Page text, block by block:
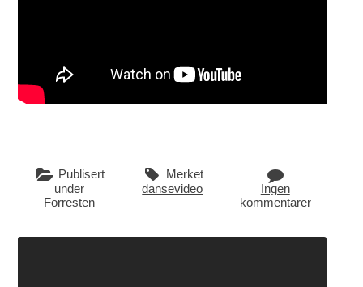
Publisert
under
Forresten
Merket
dansevideo
Ingen
kommentarer